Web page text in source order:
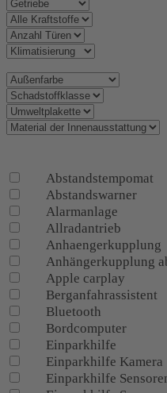
Abstandstempomat
Abstandswarner
Alarmanlage
Allradantrieb
Anhaengerkupplung
Anhängerkupplung
Apple carplay
Berganfahrassistent
Bluetooth
Bordcomputer
Einparkhilfe
Einparkhilfe Kamera
Einparkhilfe